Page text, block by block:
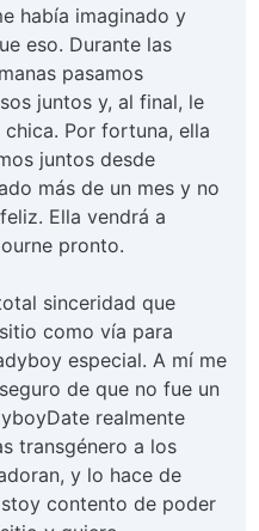
había imaginado y
eso. Durante las
pasamos
juntos y, al final, le
Por fortuna, ella
juntos desde
más de un mes y no
Ella vendrá a
pronto.
sinceridad que
como vía para
especial. A mí me
de que no fue un
realmente
transgénero a los
y lo hace de
contento de poder